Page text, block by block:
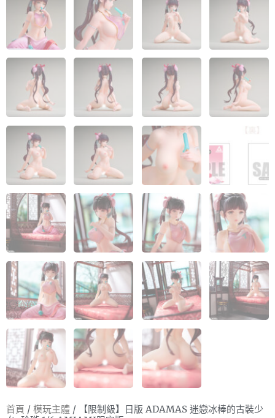
首頁 / 模玩主體 / 【限制級】日版 ADAMAS 迷戀冰棒的古裝少